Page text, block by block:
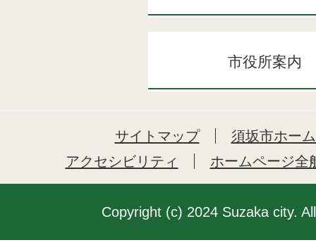
市役所案内
サイトマップ
須坂市ホー
アクセシビリティ
ホームページ全
Copyright (c) 2024 Suzaka city.